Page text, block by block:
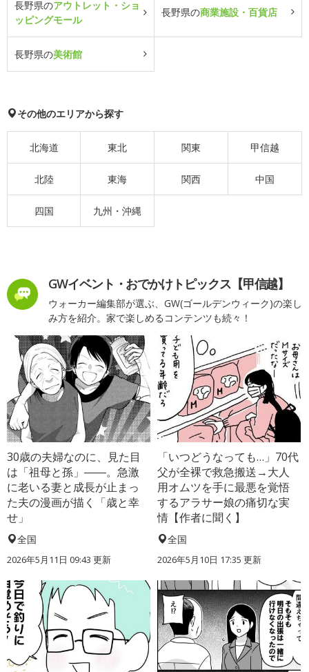
長野県のアウトレット・ショ
ッピングモール
長野県の商業施設・百貨店
長野県の美術館
その他のエリアから探す
北海道 東北 関東 甲信越
北陸 東海 関西 中国
四国 九州・沖縄
GWイベント・おでかけトピックス【甲信越】
ウォーカー編集部が選ぶ、GW(ゴールデンウィーク)の楽し
み方を紹介。家で楽しめるコンテンツも続々！
30歳の夫婦なのに、見た目
は「祖母と孫」――。急激
に老いる妻と成長が止まっ
た夫の漫画が描く「歳と幸
せ」
全国
2026年5月11日 09:43 更新
「いつどうなっても…」70代
父が全裸で救急搬送→大人
用オムツを手に最悪を覚悟
するアラサー娘の痛切な実
情【作者に聞く】
全国
2026年5月10日 17:35 更新